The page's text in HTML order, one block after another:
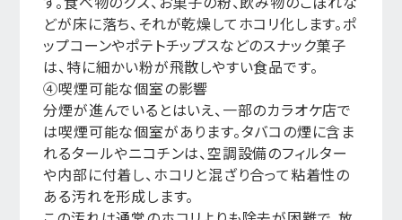
どが床に落ち、それが乾燥してホコリ化します。ポ
ップコーンやポテトチップスなどのスナック菓子
は、特に細かい粉が飛散しやすい食品です。
④喫煙可能な個室の影響
分煙が進んでいるとはいえ、一部のカラオケ店で
は喫煙可能な個室があります。タバコの煙に含ま
れるタールやニコチンは、空調設備のフィルター
や内部に付着し、ホコリと混ざり合って粘着性の
ある汚れを形成します。